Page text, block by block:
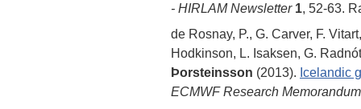
- HIRLAM Newsletter 1, 52-63.
de Rosnay, P., G. Carver, F.
Hodkinson, L. Isaksen, G.
Þorsteinsson (2013). Icelandic
ECMWF Research Memorandum